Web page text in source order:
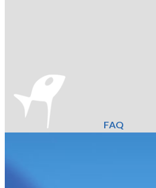
FAQ